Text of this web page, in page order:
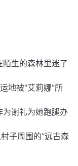
生的森林里迷了
地被“艾莉娜”所
谢礼为她跑腿办
子周围的“远古森